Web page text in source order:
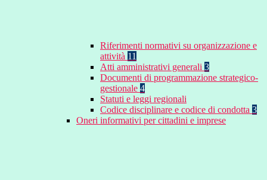
Riferimenti normativi su organizzazione e
attività 11
Atti amministrativi generali 3
Documenti di programmazione strategico-
gestionale 4
Statuti e leggi regionali
Codice disciplinare e codice di condotta 3
Oneri informativi per cittadini e imprese